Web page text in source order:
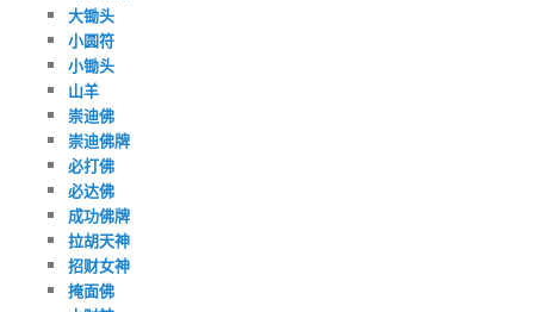
大锄头
小圆符
小锄头
山羊
崇迪佛
崇迪佛牌
必打佛
必达佛
成功佛牌
拉胡天神
招财女神
掩面佛